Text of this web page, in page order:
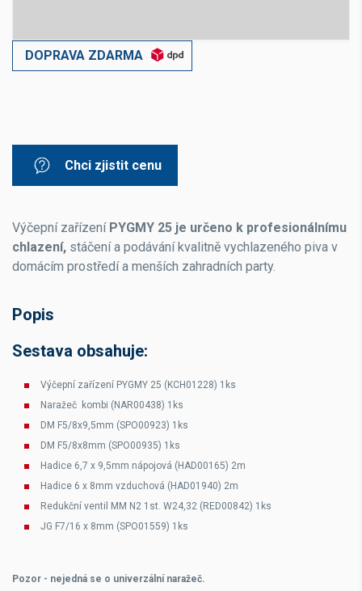
DOPRAVA ZDARMA
Chci zjistit cenu
Výčepní zařízení PYGMY 25 je určeno k profesionálnímu
chlazení, stáčení a podávání kvalitně vychlazeného piva v
domácím prostředí a menších zahradních party.
Popis
Sestava obsahuje:
Výčepní zařízení PYGMY 25 (KCH01228) 1ks
Naražeč kombi (NAR00438) 1ks
DM F5/8x9,5mm (SPO00923) 1ks
DM F5/8x8mm (SPO00935) 1ks
Hadice 6,7 x 9,5mm nápojová (HAD00165) 2m
Hadice 6 x 8mm vzduchová (HAD01940) 2m
Redukční ventil MM N2 1st. W24,32 (RED00842) 1ks
JG F7/16 x 8mm (SPO01559) 1ks
Pozor - nejedná se o univerzální naražeč.